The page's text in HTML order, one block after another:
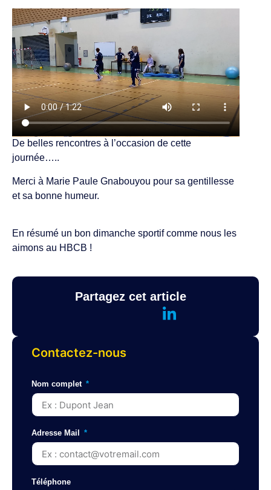
De belles rencontres à l’occasion de cette
journée…..
Merci à Marie Paule Gnabouyou pour sa gentillesse
et sa bonne humeur.
En résumé un bon dimanche sportif comme nous les
aimons au HBCB !
Partagez cet article
Contactez-nous
Nom complet
Adresse Mail
Téléphone